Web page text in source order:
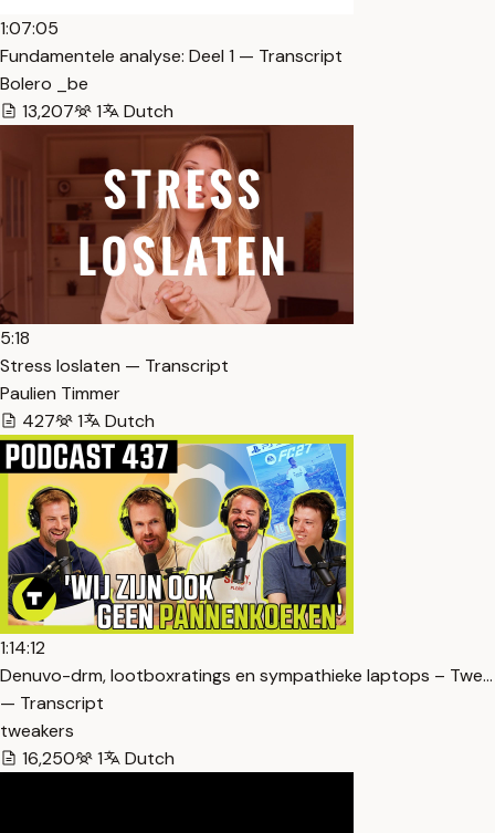
1:07:05
Fundamentele analyse: Deel 1 — Transcript
Bolero _be
13,207
1 Dutch
5:18
Stress loslaten — Transcript
Paulien Timmer
427
1 Dutch
1:14:12
Denuvo-drm, lootboxratings en sympathieke laptops – Twe…
— Transcript
tweakers
16,250
1 Dutch